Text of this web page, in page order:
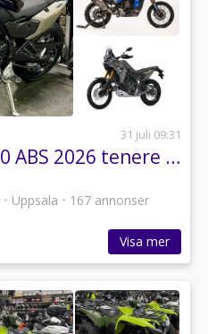
31 juli 09:31
Yamaha Tenere 700 ABS 2026 tenere 700 T7
• Uppsala • 167 annonser
Visa mer